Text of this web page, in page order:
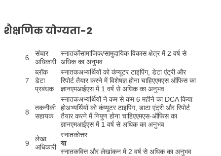
शैक्षणिक योग्यता-2
6
संचार
अधिकारी
स्नातकोंसामाजिक/सामुदायिक विकास क्षेत्र में 2 वर्ष से
अधिक का अनुभव
7
ब्लॉक
डेटा
प्रबंधक
स्नातकअभ्यर्थियों को कंप्यूटर टाइपिंग, डेटा एंट्री और
रिपोर्ट तैयार करने में विशेषज्ञ होना चाहिएएमएस ऑफिस का
ज्ञानएमआईएस में 1 वर्ष से अधिक का अनुभव
8
तकनीकी
सहायक
स्नातकअभ्यर्थियों ने कम से कम 6 महीने का DCA किया
होअभ्यर्थियों को कंप्यूटर टाइपिंग, डाटा एंट्री और रिपोर्ट
तैयार करने में निपुण होना चाहिएएमएस-ऑफिस का
ज्ञानएमआईएस में 1 वर्ष से अधिक का अनुभव
9
लेखा
अधिकारी
स्नातकोत्तर
या
स्नातकवित्त और लेखांकन में 2 वर्ष से अधिक का अनुभव